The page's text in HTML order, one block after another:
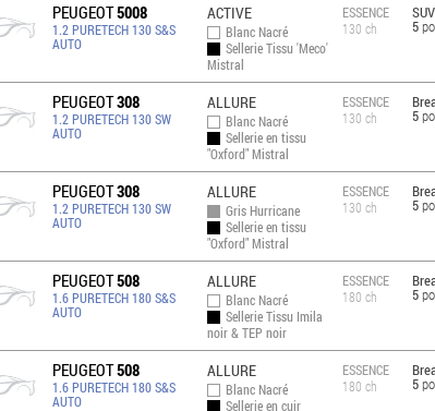
PEUGEOT5008
1.2 PURETECH 130 S&S
AUTO
ACTIVE
Blanc Nacré
Sellerie Tissu 'Meco'
Mistral
ESSENCE
130 ch
SUV
5
PEUGEOT308
1.2 PURETECH 130 SW
AUTO
ALLURE
Blanc Nacré
Sellerie en tissu
"Oxford" Mistral
ESSENCE
130 ch
5
PEUGEOT308
1.2 PURETECH 130 SW
AUTO
ALLURE
Gris Hurricane
Sellerie en tissu
"Oxford" Mistral
ESSENCE
130 ch
5
PEUGEOT508
1.6 PURETECH 180 S&S
AUTO
ALLURE
Blanc Nacré
Sellerie Tissu Imila
noir & TEP noir
ESSENCE
180 ch
5
PEUGEOT508
1.6 PURETECH 180 S&S
AUTO
ALLURE
Blanc Nacré
Sellerie en cuir
ESSENCE
180 ch
5